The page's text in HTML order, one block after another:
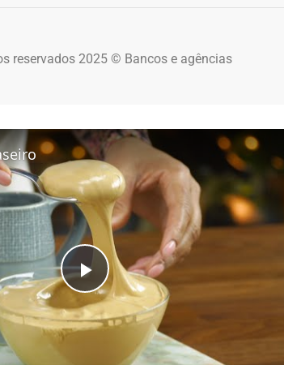
reservados 2025 © Bancos e agências
Play Video